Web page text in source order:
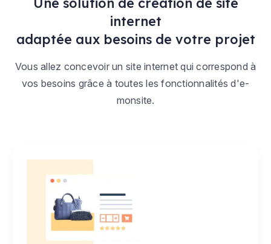
internet
adaptée aux besoins de votre projet
Vous allez concevoir un site internet qui correspond à
vos besoins grâce à toutes les fonctionnalités d'e-
monsite.